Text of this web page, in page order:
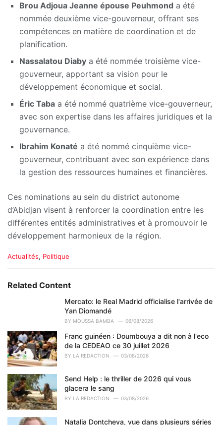
Brou Adjoua Jeanne épouse Peuhmond a été
nommée deuxième vice-gouverneur, offrant ses
compétences en matière de coordination et de
planification.
Nassalatou Diaby a été nommée troisième vice-
gouverneur, apportant sa vision pour le
développement économique et social.
Éric Taba a été nommé quatrième vice-gouverneur,
avec son expertise dans les affaires juridiques et la
gouvernance.
Ibrahim Konaté a été nommé cinquième vice-
gouverneur, contribuant avec son expérience dans
la gestion des ressources humaines et financières.
Ces nominations au sein du district autonome
d’Abidjan visent à renforcer la coordination entre les
différentes entités administratives et à promouvoir le
développement harmonieux de la région.
C
e
s
:
Actualités, Politique
Related Content
Mercato: le Real Madrid officialise l'arrivée de
Yan Diomandé
BY MOUSSA BAMBA 06/08/2026
Franc guinéen : Doumbouya a dit non à l'eco
de la CEDEAO ce 30 juillet 2026
BY LA REDACTION 03/08/2026
Send Help : le thriller de 2026 qui vous
glacera le sang
BY LA REDACTION 03/08/2026
Natalia Dontcheva, vue dans plusieurs séries